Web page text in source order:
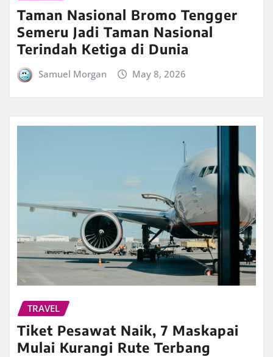
Taman Nasional Bromo Tengger
Semeru Jadi Taman Nasional
Terindah Ketiga di Dunia
Samuel Morgan May 8, 2026
TRAVEL
Tiket Pesawat Naik, 7 Maskapai
Mulai Kurangi Rute Terbang